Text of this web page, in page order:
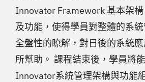
Innovator Framework 基本架
及功能，使得學員對整體的系
全盤性的瞭解，對日後的系統
所幫助。 課程結束後，學員將
Innovator系統管理架構與功能